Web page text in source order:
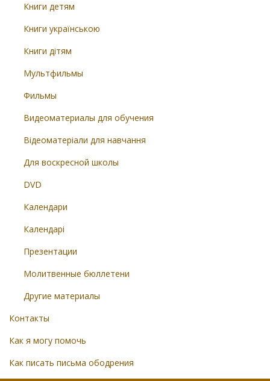
Книги детям
Книги українською
Книги дітям
Мультфильмы
Фильмы
Видеоматериалы для обучения
Відеоматеріали для навчання
Для воскресной школы
DVD
Календари
Календарі
Презентации
Молитвенные бюллетени
Другие материалы
Контакты
Как я могу помочь
Как писать письма ободрения